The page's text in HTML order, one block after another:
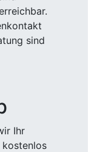
sind
Ihr
kostenlos